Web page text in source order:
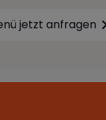
jetzt anfragen